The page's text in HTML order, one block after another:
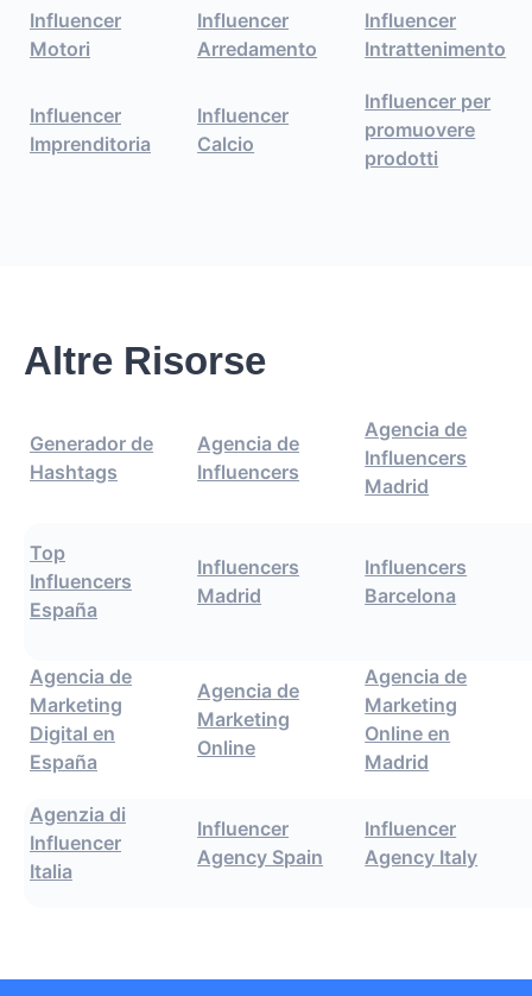
Influencer
Motori
Influencer
Arredamento
Influencer
Intrattenimento
Influencer
Imprenditoria
Influencer
Calcio
Influencer per
promuovere
prodotti
Altre Risorse
Generador de
Hashtags
Agencia de
Influencers
Agencia de
Influencers
Madrid
Top
Influencers
España
Influencers
Madrid
Influencers
Barcelona
Agencia de
Marketing
Digital en
España
Agencia de
Marketing
Online
Agencia de
Marketing
Online en
Madrid
Agenzia di
Influencer
Italia
Influencer
Agency Spain
Influencer
Agency Italy